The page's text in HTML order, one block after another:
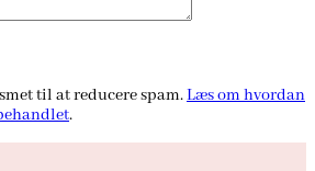
til at reducere spam.Læs om hvordan
.